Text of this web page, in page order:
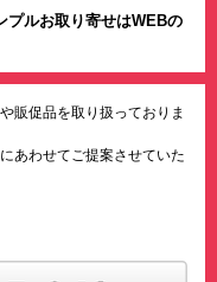
プルお取り寄せはWEBの
販促品を取り扱っておりま
あわせてご提案させていた